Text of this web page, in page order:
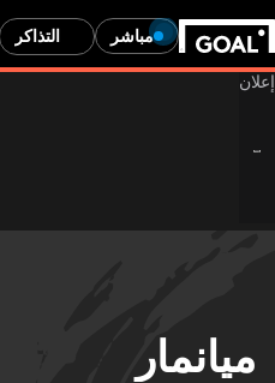
مباشر التذاكر
ميانمار